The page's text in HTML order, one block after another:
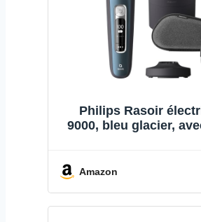
Philips Rasoir
9000, bleu glacier,
stylet à barbe et
chargement.
Amazon